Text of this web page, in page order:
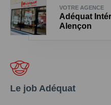
VOTRE AGENCE
Adéquat
Alençon
Le job Adéquat